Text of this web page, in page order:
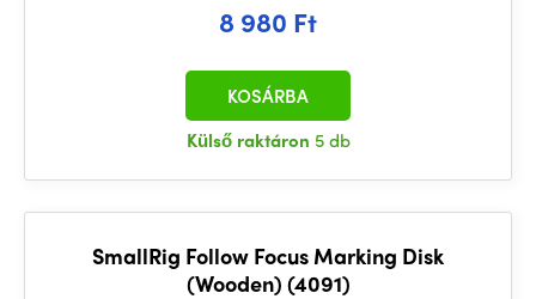
8 980 Ft
Külső raktáron 5 db
KOSÁRBA
SmallRig Follow Focus Marking Disk
(Wooden) (4091)